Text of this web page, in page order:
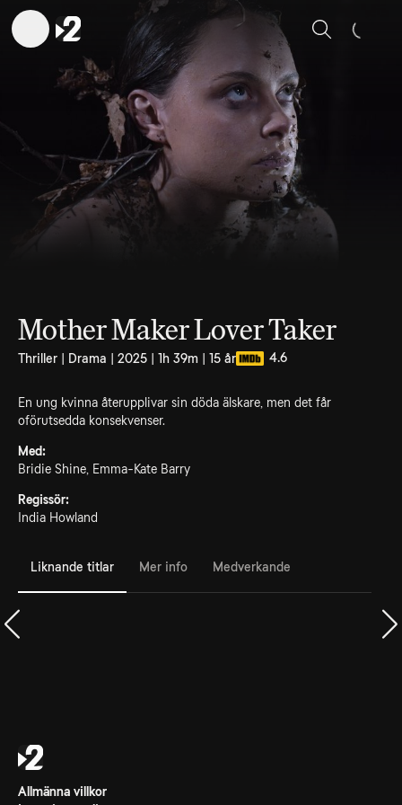
Sök
Mother Maker Lover Taker
Thriller | Drama | 2025 | 1h 39m | 15 år 4.6
En ung kvinna återupplivar sin döda älskare, men det får
oförutsedda konsekvenser.
Med:
Bridie Shine, Emma-Kate Barry
Regissör:
India Howland
Liknande titlar Mer info Medverkande
Allmänna villkor